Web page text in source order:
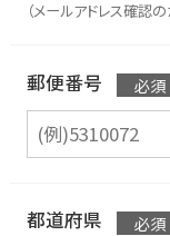
（メールアドレス確認
郵便番号
都道府県